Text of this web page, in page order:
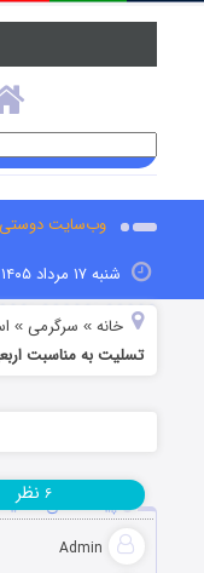
وب‌سایت
شنبه ۱۷ مرداد ۱۴۰۵
خانه » سرگرمی »
تسلیت به مناسبت
پیامک های
Admin
۶ نظر